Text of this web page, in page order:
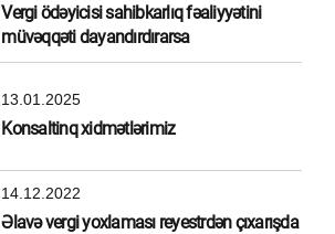
Vergi ödəyicisi sahibkarlıq fəaliyyətini
müvəqqəti dayandırdırarsa
13.01.2025
Konsaltinq xidmətlərimiz
14.12.2022
Əlavə vergi yoxlaması reyestrdən çıxarışda